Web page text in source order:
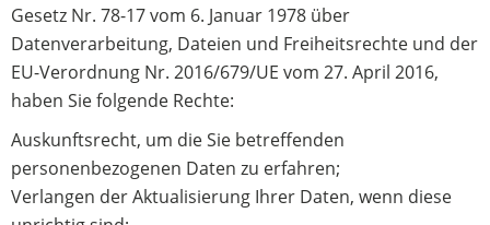
Gesetz Nr. 78-17 vom 6. Januar 1978 über
Datenverarbeitung, Dateien und Freiheitsrechte und der
EU-Verordnung Nr. 2016/679/UE vom 27. April 2016,
haben Sie folgende Rechte:
Auskunftsrecht, um die Sie betreffenden
personenbezogenen Daten zu erfahren;
Verlangen der Aktualisierung Ihrer Daten, wenn diese